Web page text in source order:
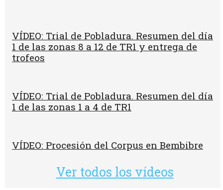
VÍDEO: Trial de Pobladura. Resumen del día
1 de las zonas 8 a 12 de TR1 y entrega de
trofeos
VÍDEO: Trial de Pobladura. Resumen del día
1 de las zonas 1 a 4 de TR1
VÍDEO: Procesión del Corpus en Bembibre
Ver todos los vídeos